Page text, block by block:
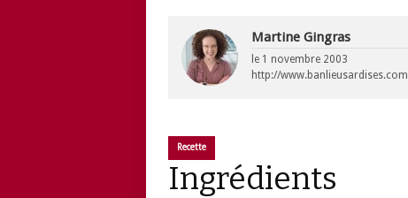
Martine Gingras
le 1 novembre 2003
http://www.banlieusardises.com
Recette
Ingrédients